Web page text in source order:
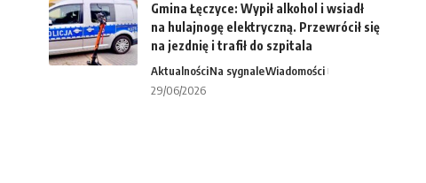
Gmina Łęczyce: Wypił alkohol i wsiadł
na hulajnogę elektryczną. Przewrócił się
na jezdnię i trafił do szpitala
AktualnościNa sygnaleWiadomości
29/06/2026